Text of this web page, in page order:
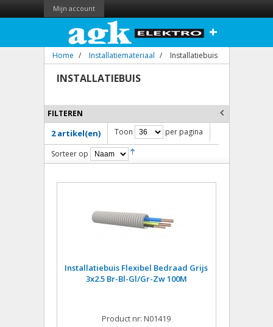
Mijn account
+
Home / Installatiemateriaal / Installatiebuis
INSTALLATIEBUIS
FILTEREN
2 artikel(en) Toon per pagina
Sorteer op
Installatiebuis Flexibel Bedraad Grijs
3x2.5 Br-Bl-Gl/Gr-Zw 100M
Product nr: N01419